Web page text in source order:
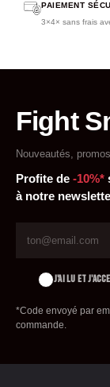
PAIEMENT
3×4× sans frais
Fight
Nouveautés,
Profite de -10%*
à notre
J'AI LU ET
*Code envoyé par
commande.